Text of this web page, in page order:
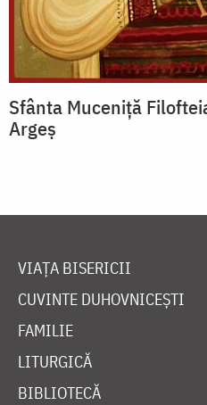
Sfânta Muceniță
Argeș
VIAȚA BISERICII
CUVINTE DUHOVNICEȘTI
FAMILIE
LITURGICĂ
BIBLIOTECĂ